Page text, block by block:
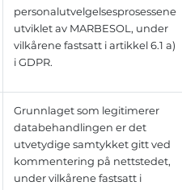
personalutvelgelsesprosessene
utviklet av MARBESOL, under
vilkårene fastsatt i artikkel 6.1 a)
i GDPR.
Grunnlaget som legitimerer
databehandlingen er det
utvetydige samtykket gitt ved
kommentering på nettstedet,
under vilkårene fastsatt i